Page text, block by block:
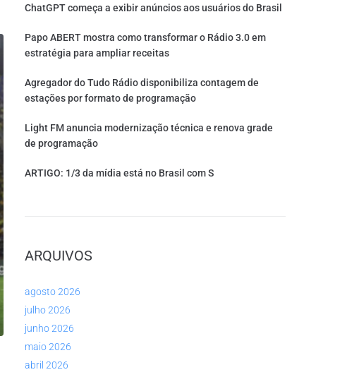
ChatGPT começa a exibir anúncios aos usuários do Brasil
Papo ABERT mostra como transformar o Rádio 3.0 em
estratégia para ampliar receitas
Agregador do Tudo Rádio disponibiliza contagem de
estações por formato de programação
Light FM anuncia modernização técnica e renova grade
de programação
ARTIGO: 1/3 da mídia está no Brasil com S
ARQUIVOS
agosto 2026
julho 2026
junho 2026
maio 2026
abril 2026